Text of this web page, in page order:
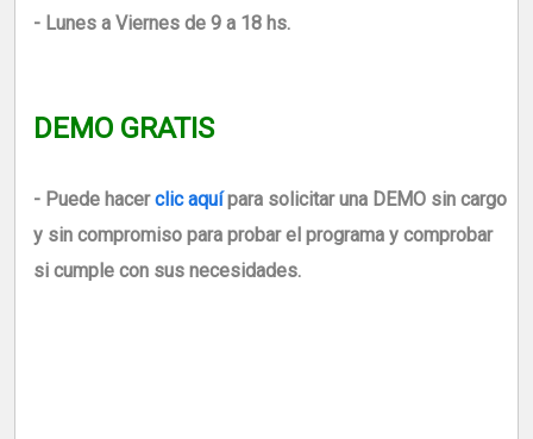
- Lunes a Viernes de 9 a 18 hs.
DEMO GRATIS
- Puede hacerclic aquípara solicitar una DEMO sin cargo
y sin compromiso para probar el programa y comprobar
si cumple con sus necesidades.